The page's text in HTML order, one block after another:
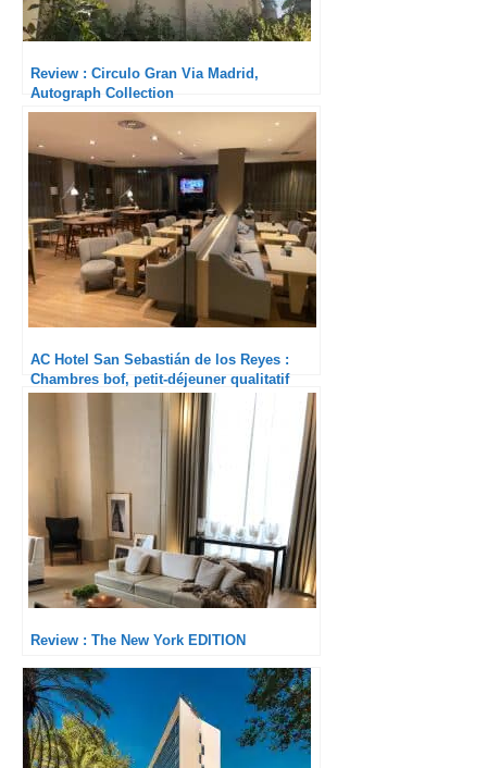
Review : Circulo Gran Via Madrid,
Autograph Collection
AC Hotel San Sebastián de los Reyes :
Chambres bof, petit-déjeuner qualitatif
Review : The New York EDITION